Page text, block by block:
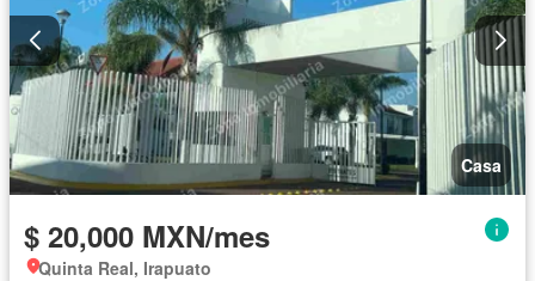
Casa
$ 20,000 MXN/mes
Quinta Real, Irapuato